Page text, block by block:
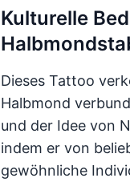
Kulturelle
Dieses Tattoo
Halbmond
und der Idee von
indem er von
gewöhnliche